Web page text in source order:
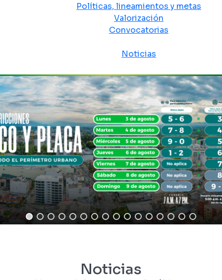
Políticas, lineamientos y metas
Valorización
Convocatorias
Noticias
Noticias